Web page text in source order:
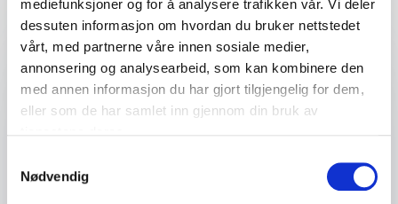
mediefunksjoner og for å analysere trafikken vår. Vi deler
dessuten informasjon om hvordan du bruker nettstedet
vårt, med partnerne våre innen sosiale medier,
annonsering og analysearbeid, som kan kombinere den
med annen informasjon du har gjort tilgjengelig for dem,
eller som de har samlet inn gjennom din bruk av
Nødvendig
Email
Telefon